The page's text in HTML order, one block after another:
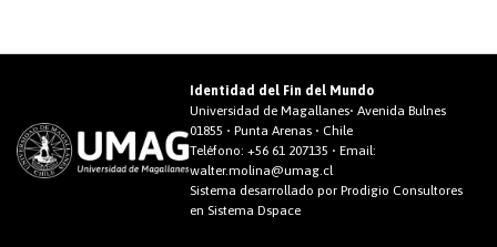
Identidad del Fin del Mundo
Universidad de Magallanes• Avenida Bulnes
01855 • Punta Arenas • Chile
Teléfono:+56 61 207135 • Email:
walter.molina@umag.cl
Sistema desarrollado por Prodigio Consultores
en Sistema Dspace